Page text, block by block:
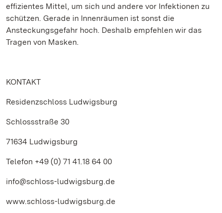
effizientes Mittel, um sich und andere vor Infektionen zu
schützen. Gerade in Innenräumen ist sonst die
Ansteckungsgefahr hoch. Deshalb empfehlen wir das
Tragen von Masken.
KONTAKT
Residenzschloss Ludwigsburg
Schlossstraße 30
71634 Ludwigsburg
Telefon +49 (0) 71 41.18 64 00
info@schloss-ludwigsburg.de
www.schloss-ludwigsburg.de